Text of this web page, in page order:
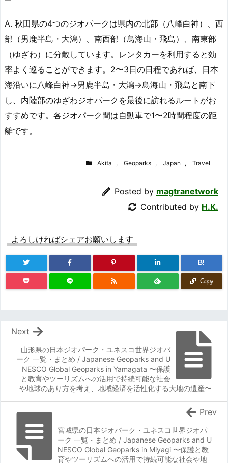
A. 秋田県の4つのジオパークは県内の北部（八峰白神）、西
部（男鹿半島・大潟）、南西部（鳥海山・飛島）、南東部
（ゆざわ）に分散しています。レンタカーを利用すると効
率よく巡ることができます。2〜3日の日程であれば、日本
海沿いに八峰白神→男鹿半島・大潟→鳥海山・飛島と南下
し、内陸部のゆざわジオパークを最後に訪れるルートがお
すすめです。各ジオパーク間は自動車で1〜2時間程度の距
離です。
Akita , Geoparks , Japan , Travel
Posted by magtranetwork
Contributed by H.K.
よろしければシェアお願いします
B!
Copy
山形県の日本ジオパーク・ユネスコ世界ジオパ
ーク 一覧・まとめ / Japanese Geoparks and U
NESCO Global Geoparks in Yamagata 〜保護
と教育やツーリズムへの活用で持続可能な社会
や地球のあり方を考え、地域経済を活性化する大地の遺産〜
Next
宮城県の日本ジオパーク・ユネスコ世界ジオパ
ーク 一覧・まとめ / Japanese Geoparks and U
NESCO Global Geoparks in Miyagi 〜保護と教
育やツーリズムへの活用で持続可能な社会や地
Prev